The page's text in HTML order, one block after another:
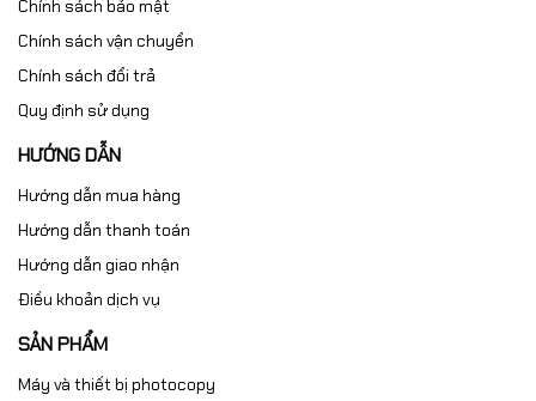
Chính sách bảo mật
Chính sách vận chuyển
Chính sách đổi trả
Quy định sử dụng
HƯỚNG DẪN
Hướng dẫn mua hàng
Hướng dẫn thanh toán
Hướng dẫn giao nhận
Điều khoản dịch vụ
SẢN PHẨM
Máy và thiết bị photocopy